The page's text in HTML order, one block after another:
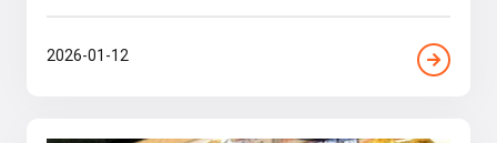
2026-01-12